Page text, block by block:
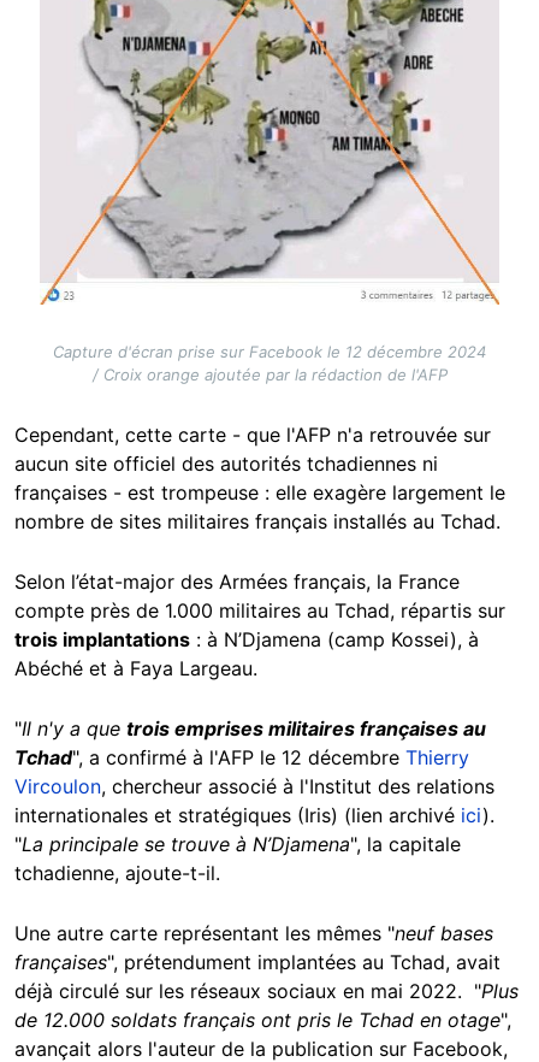
Capture d'écran prise sur Facebook le 12 décembre 2024
/ Croix orange ajoutée par la rédaction de l'AFP
Cependant, cette carte - que l'AFP n'a retrouvée sur
aucun site officiel des autorités tchadiennes ni
françaises - est trompeuse : elle exagère largement le
nombre de sites militaires français installés au Tchad.
Selon l’état-major des Armées français, la France
compte près de 1.000 militaires au Tchad, répartis sur
trois implantations : à N’Djamena (camp Kossei), à
Abéché et à Faya Largeau.
"Il n'y a que trois emprises militaires françaises au
Tchad", a confirmé à l'AFP le 12 décembre Thierry
Vircoulon, chercheur associé à l'Institut des relations
internationales et stratégiques (Iris) (lien archivé ici).
"La principale se trouve à N’Djamena", la capitale
tchadienne, ajoute-t-il.
Une autre carte représentant les mêmes "neuf bases
françaises", prétendument implantées au Tchad, avait
déjà circulé sur les réseaux sociaux en mai 2022. "Plus
de 12.000 soldats français ont pris le Tchad en otage",
avançait alors l'auteur de la publication sur Facebook,